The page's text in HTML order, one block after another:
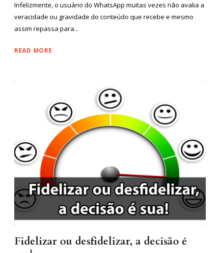
Infelizmente, o usuário do WhatsApp muitas vezes não avalia a
veracidade ou gravidade do conteúdo que recebe e mesmo
assim repassa para...
READ MORE
Fidelizar ou desfidelizar, a decisão é